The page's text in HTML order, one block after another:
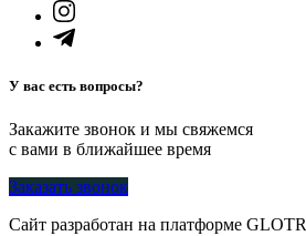
У вас есть вопросы?
Закажите звонок и мы свяжемся
с вами в ближайшее время
Заказать звонок
Сайт разработан на платформе GLOTR